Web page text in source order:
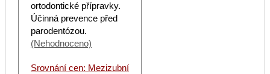
ortodontické přípravky.
Účinná prevence před
parodentózou.
(Nehodnoceno)
Srovnání cen: Mezizubní